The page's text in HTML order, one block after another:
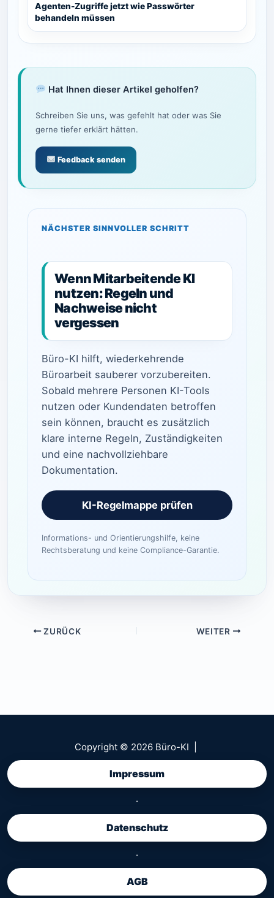
Agenten-Zugriffe jetzt wie Passwörter
behandeln müssen
Hat Ihnen dieser Artikel geholfen?
Schreiben Sie uns, was gefehlt hat oder was Sie
gerne tiefer erklärt hätten.
Feedback senden
NÄCHSTER SINNVOLLER SCHRITT
Wenn Mitarbeitende KI
nutzen: Regeln und
Nachweise nicht
vergessen
Büro-KI hilft, wiederkehrende
Büroarbeit sauberer vorzubereiten.
Sobald mehrere Personen KI-Tools
nutzen oder Kundendaten betroffen
sein können, braucht es zusätzlich
klare interne Regeln, Zuständigkeiten
und eine nachvollziehbare
Dokumentation.
KI-Regelmappe prüfen
Informations- und Orientierungshilfe, keine
Rechtsberatung und keine Compliance-Garantie.
ZURÜCK WEITER
Copyright © 2026 Büro-KI |
Impressum
·
Datenschutz
·
AGB